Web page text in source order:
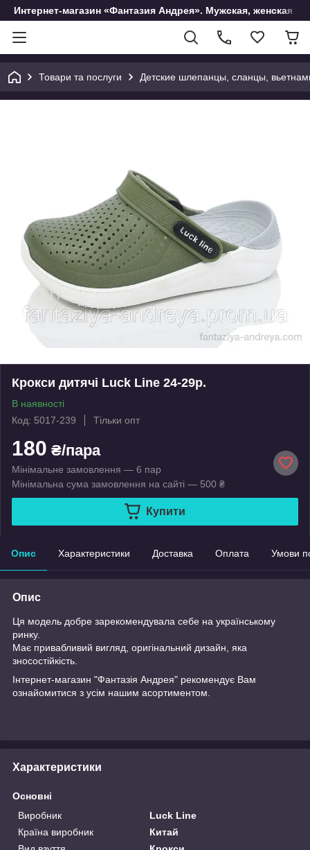
Интернет-магазин «Фантазия Андрея». Мужская, женская и
Товари та послуги Детские шлепанцы, сланцы,
Крокси дитячі Luck Line 24-29р.
В наявності
Код: 5017-239
Тільки опт
180 ₴/пара
Мінімальне замовлення — 6 пар
Мінімальна сума замовлення на сайті — 500 ₴
Купити
Опис Характеристики Доставка Оплата Умови
Опис
Ця модель добре зарекомендувала себе на українському
ринку.
Має привабливий вигляд, оригінальний дизайн, яка
зносостійкість.
Інтернет-магазин "Фантазія Андрея" рекомендує Вам
ознайомитися з усім нашим асортиментом.
Характеристики
Основні
Виробник
Luck Line
Країна виробник
Китай